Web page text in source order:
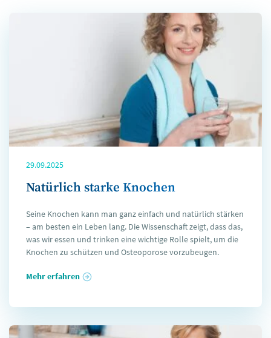
29.09.2025
Natürlich starke Knochen
Seine Knochen kann man ganz einfach und natürlich stärken
– am besten ein Leben lang. Die Wissenschaft zeigt, dass das,
was wir essen und trinken eine wichtige Rolle spielt, um die
Knochen zu schützen und Osteoporose vorzubeugen.
Mehr erfahren